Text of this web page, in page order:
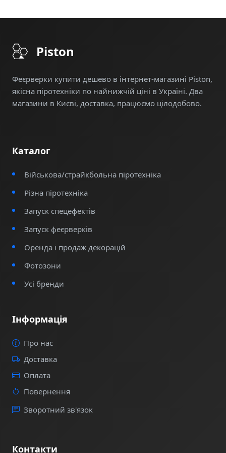
Україні. Феєрверк на 49 пострілів — ідеальний
Piston
Феєрверки купити дешево в інтернет-магазині Piston,
якісна піротехніки по найнижчій ціні в Україні. Два
магазини в Києві, доставка, працюємо цілодобово.
Каталог
Військова/страйкбольна піротехніка
Різна піротехніка
Запуск спецефектів
Запуск феєрверків
Оренда і продаж декорацій
Фотозони
Усі бренди
Інформація
Про нас
Доставка
Оплата
Повернення
Зворотний зв'язок
Контакти